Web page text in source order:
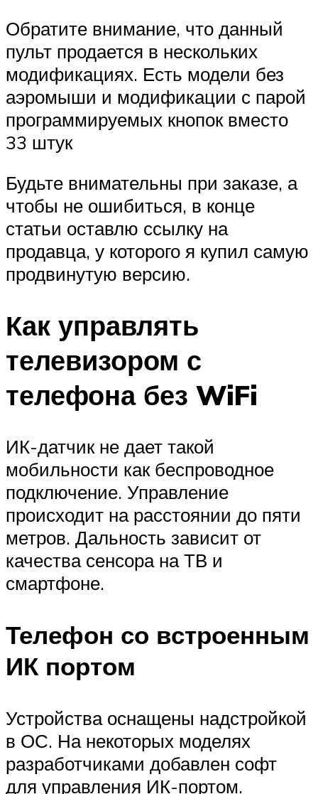
Обратите внимание, что данный
пульт продается в нескольких
модификациях. Есть модели без
аэромыши и модификации с парой
программируемых кнопок вместо
33 штук
Будьте внимательны при заказе, а
чтобы не ошибиться, в конце
статьи оставлю ссылку на
продавца, у которого я купил самую
продвинутую версию.
Как управлять
телевизором с
телефона без WiFi
ИК-датчик не дает такой
мобильности как беспроводное
подключение. Управление
происходит на расстоянии до пяти
метров. Дальность зависит от
качества сенсора на ТВ и
смартфоне.
Телефон со встроенным
ИК портом
Устройства оснащены надстройкой
в ОС. На некоторых моделях
разработчиками добавлен софт
для управления ИК-портом.